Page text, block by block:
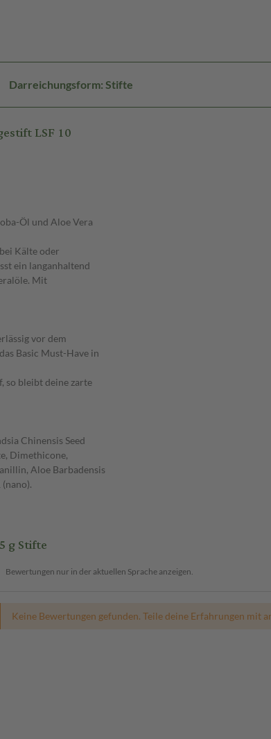
Darreichungsform: Stifte
LSF 10
Öl und Aloe Vera
Kälte oder
ein langanhaltend
Mit
vor dem
Basic Must-Have in
so bleibt deine zarte
Chinensis Seed
Dimethicone,
Aloe Barbadensis
g Stifte
Bewertungen nur in der aktuellen Sprache anzeigen.
Keine Bewertungen gefunden. Teile deine Erfahrungen mit